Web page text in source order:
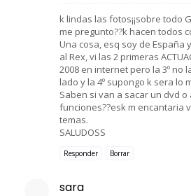
k lindas las fotos¡¡sobre todo
me pregunto??k hacen todos
Una cosa, esq soy de España
al Rex, vi las 2 primeras
2008 en internet pero la 3º no
lado y la 4º supongo k sera lo
Saben si van a sacar un dvd o
funciones??esk m encantaria
temas.
SALUDOSS
Responder Borrar
sara